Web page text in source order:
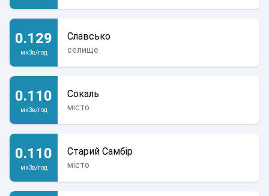
0.129
мкЗв/год
Славсько
селище
0.110
мкЗв/год
Сокаль
місто
0.110
мкЗв/год
Старий Самбір
місто